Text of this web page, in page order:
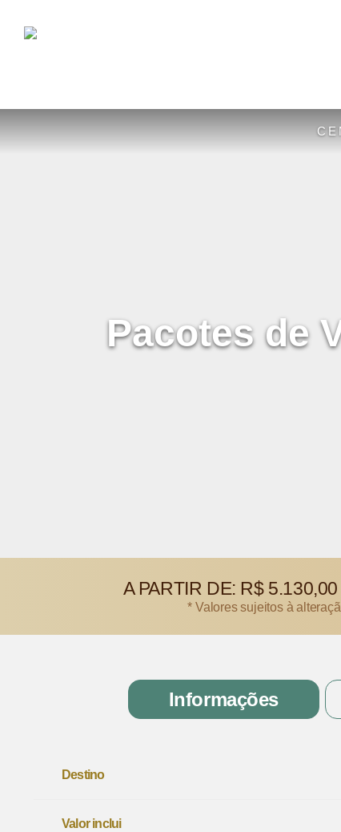
Pacotes de
A PARTIR DE: R$ 5.130,00
* Valores sujeitos à
Informações
Destino
Valor inclui